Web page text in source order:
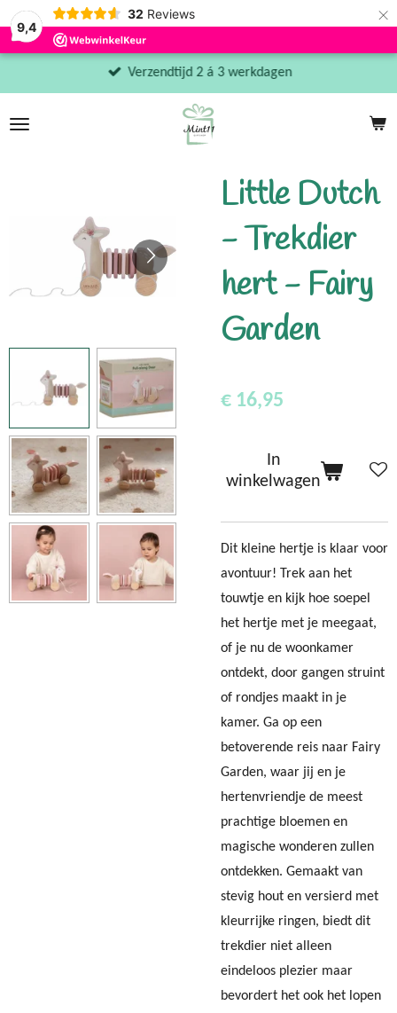
9,4
32 Reviews ×
Verzendtijd 2 á 3 werkdagen
Little Dutch
- Trekdier
hert - Fairy
Garden
€ 16,95
In
winkelwagen
Dit kleine hertje is klaar voor
avontuur! Trek aan het
touwtje en kijk hoe soepel
het hertje met je meegaat,
of je nu de woonkamer
ontdekt, door gangen struint
of rondjes maakt in je
kamer. Ga op een
betoverende reis naar Fairy
Garden, waar jij en je
hertenvriendje de meest
prachtige bloemen en
magische wonderen zullen
ontdekken. Gemaakt van
stevig hout en versierd met
kleurrijke ringen, biedt dit
trekdier niet alleen
eindeloos plezier maar
bevordert het ook het lopen